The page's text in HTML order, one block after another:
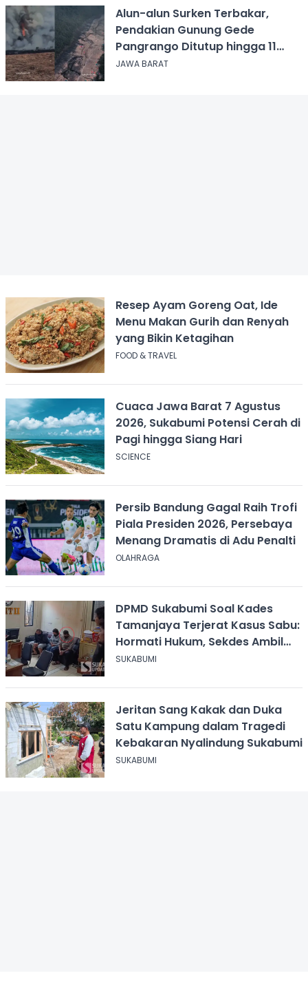
Alun-alun Surken Terbakar,
Pendakian Gunung Gede
Pangrango Ditutup hingga 11
Agustus 2026
JAWA BARAT
Resep Ayam Goreng Oat, Ide
Menu Makan Gurih dan Renyah
yang Bikin Ketagihan
FOOD & TRAVEL
Cuaca Jawa Barat 7 Agustus
2026, Sukabumi Potensi Cerah di
Pagi hingga Siang Hari
SCIENCE
Persib Bandung Gagal Raih Trofi
Piala Presiden 2026, Persebaya
Menang Dramatis di Adu Penalti
OLAHRAGA
DPMD Sukabumi Soal Kades
Tamanjaya Terjerat Kasus Sabu:
Hormati Hukum, Sekdes Ambil
Alih Pelayanan
SUKABUMI
Jeritan Sang Kakak dan Duka
Satu Kampung dalam Tragedi
Kebakaran Nyalindung Sukabumi
SUKABUMI